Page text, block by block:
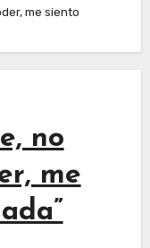
me siento
no
me